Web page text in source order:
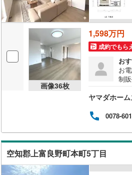
画像36枚
1,598万円
成約でもら
お
お
制
全
ト
地
ト
9m
ヤマダホー
0078-
空知郡上富良野町本町5丁目
該当物件 0件
根室市
砂川市
富良野
伊達市(
茅部郡
檜山郡
該当物件 0件
該当物件 0件
該当物件 0件
該当物件 0件
立地
最寄り
配置、向き
前道6m
平坦地
LD
リビン
（
該当物件 0件